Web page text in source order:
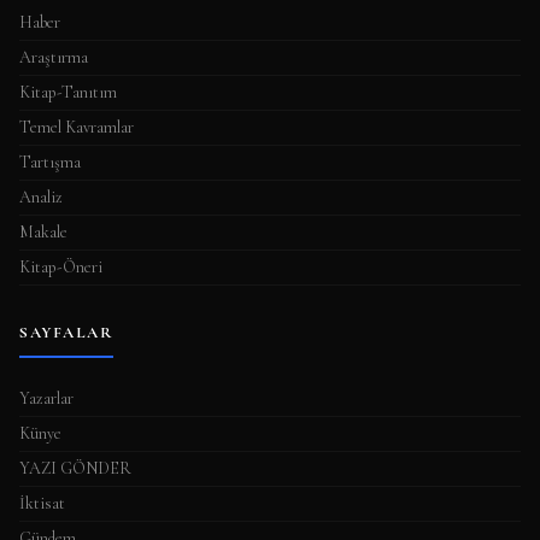
a
s
ı
Haber
Araştırma
Kitap-Tanıtım
Temel Kavramlar
Tartışma
Analiz
Makale
Kitap-Öneri
SAYFALAR
Yazarlar
Künye
YAZI GÖNDER
İktisat